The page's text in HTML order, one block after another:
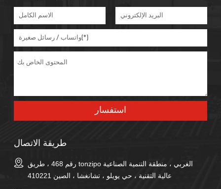
طريقة الاتصال
رقم 468 ، طريق tonzipo الغربي ، منطقة التنمية الصناعية
عالية التقنية ، حي يويلو ، تشانغشا ، الصين 410221